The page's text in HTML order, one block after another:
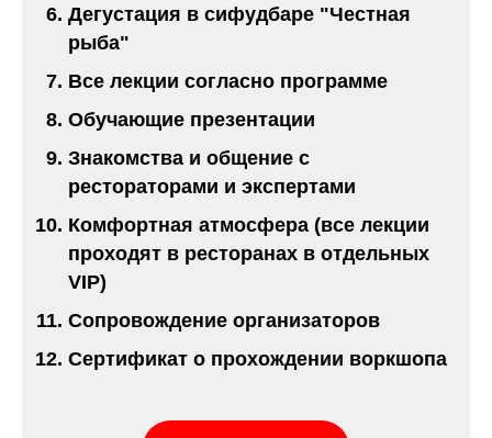
Дегустация в сифудбаре "Честная
рыба"
Все лекции согласно программе
Обучающие презентации
Знакомства и общение с
рестораторами и экспертами
Комфортная атмосфера (все лекции
проходят в ресторанах в отдельных
VIP)
Сопровождение организаторов
Сертификат о прохождении воркшопа